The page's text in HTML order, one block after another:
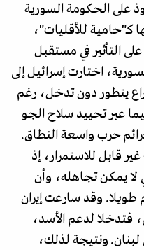
على الحكومة السورية
للأقليات"،
التأثير في مستقبل
اختارت إسرائيل إلى
يتطور دون تدخل، رغم
عبر تحييد سلاح الجو
حرب واسعة النطاق.
قابل للاستمرار، إذ
لا يمكن تجاهله، وأن
طويلا. وقد سارعت إيران
فتدخلا لدعم الأسد،
لبنان. ونتيجة لذلك،